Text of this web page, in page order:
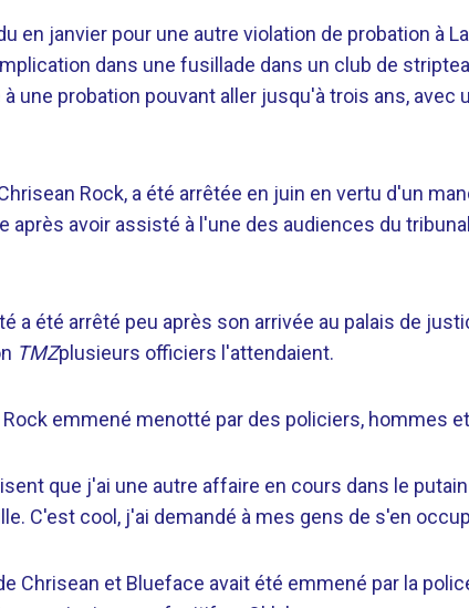
en janvier pour une autre violation de probation à
dans une fusillade dans un club de
une probation pouvant aller jusqu'à trois ans, avec
Rock, a été arrêtée en juin en vertu d'un
après avoir assisté à l'une des audiences du
a été arrêté peu après son arrivée au palais de
TMZplusieurs officiers l'attendaient.
emmené menotté par des policiers, hommes
que j'ai une autre affaire en cours dans le
C'est cool, j'ai demandé à mes gens de s'en
Chrisean et Blueface avait été emmené par la